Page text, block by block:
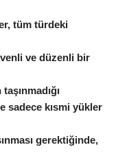
tüm türdeki
ve düzenli bir
sadece kısmi yükler
gerektiğinde,